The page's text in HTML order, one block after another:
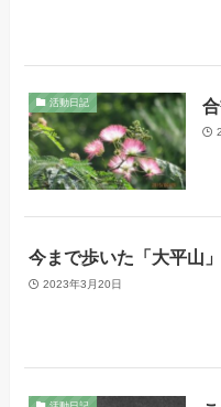
活動日記
今まで歩いた「大平山」
2023年3月20日